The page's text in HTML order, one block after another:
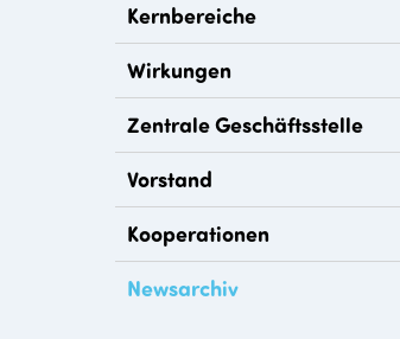
Kernbereiche
Wirkungen
Zentrale Geschäftsstelle
Vorstand
Kooperationen
Newsarchiv